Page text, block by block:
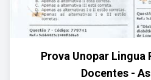
Prova Unopar Lingua
Docentes -